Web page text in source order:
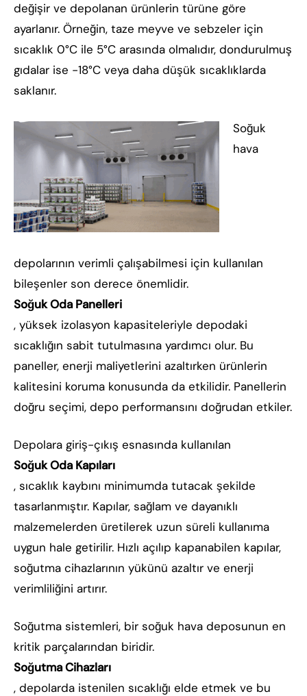
değişir ve depolanan ürünlerin türüne göre
ayarlanır. Örneğin, taze meyve ve sebzeler için
sıcaklık 0°C ile 5°C arasında olmalıdır, dondurulmuş
gıdalar ise -18°C veya daha düşük sıcaklıklarda
saklanır.
Soğuk
hava
depolarının verimli çalışabilmesi için kullanılan
bileşenler son derece önemlidir.
Soğuk Oda Panelleri
, yüksek izolasyon kapasiteleriyle depodaki
sıcaklığın sabit tutulmasına yardımcı olur. Bu
paneller, enerji maliyetlerini azaltırken ürünlerin
kalitesini koruma konusunda da etkilidir. Panellerin
doğru seçimi, depo performansını doğrudan etkiler.
Depolara giriş-çıkış esnasında kullanılan
Soğuk Oda Kapıları
, sıcaklık kaybını minimumda tutacak şekilde
tasarlanmıştır. Kapılar, sağlam ve dayanıklı
malzemelerden üretilerek uzun süreli kullanıma
uygun hale getirilir. Hızlı açılıp kapanabilen kapılar,
soğutma cihazlarının yükünü azaltır ve enerji
verimliliğini artırır.
Soğutma sistemleri, bir soğuk hava deposunun en
kritik parçalarından biridir.
Soğutma Cihazları
, depolarda istenilen sıcaklığı elde etmek ve bu